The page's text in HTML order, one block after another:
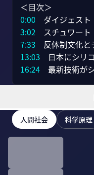
0:00
3:02
7:33
13:03
16:24 最新技術が
人間社会 科学原理